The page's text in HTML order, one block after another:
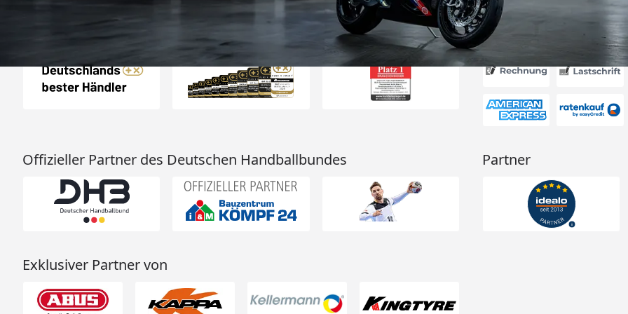
hervorragend. Absolute
Empfehlung!“
Auszeichnungen Akzeptierte
Offizieller Partner des Deutschen Handballbundes Partner
Exklusiver Partner von